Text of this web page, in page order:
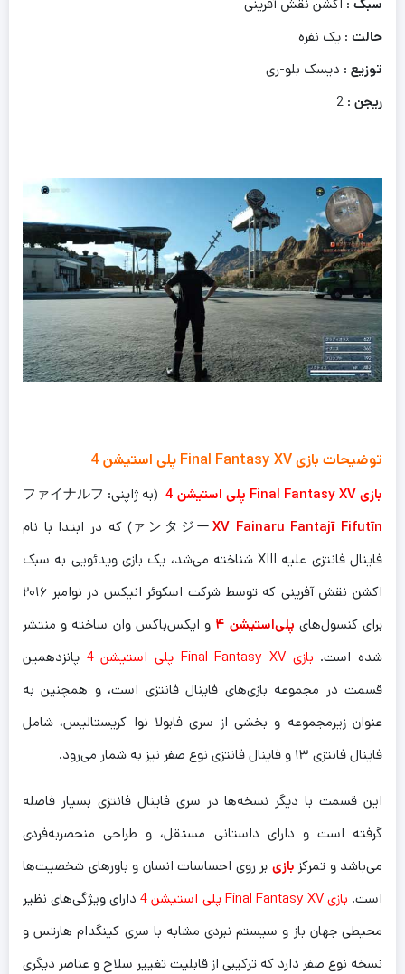
سبک : اکشن نقش آفرینی
حالت : یک نفره
توزیع : دیسک بلو-ری
ریجن : 2
توضیحات بازی Final Fantasy XV پلی استیشن 4
بازی Final Fantasy XV پلی استیشن 4
(به ژاپنی: ファイナルフ
ァンタジーXV Fainaru Fantajī Fifutīn
) که در ابتدا با نام
فاینال فانتزی علیه XIII شناخته می‌شد، یک بازی ویدئویی به سبک
اکشن نقش آفرینی که توسط شرکت اسکوئر انیکس در نوامبر ۲۰۱۶
برای کنسول‌های پلی‌استیشن ۴
و ایکس‌باکس وان ساخته و منتشر
شده است. بازی Final Fantasy XV پلی استیشن 4
پانزدهمین
قسمت در مجموعه بازی‌های فاینال فانتزی است، و همچنین به
عنوان زیرمجموعه و بخشی از سری فابولا نوا کریستالیس، شامل
فاینال فانتزی ۱۳ و فاینال فانتزی نوع صفر نیز به شمار می‌رود.
این قسمت با دیگر نسخه‌ها در سری فاینال فانتزی بسیار فاصله
گرفته است و دارای داستانی مستقل، و طراحی منحصربه‌فردی
می‌باشد و تمرکز بازی بر روی احساسات انسان و باورهای شخصیت‌ها
است. بازی Final Fantasy XV پلی استیشن 4
دارای ویژگی‌های نظیر
محیطی جهان باز و سیستم نبردی مشابه با سری کینگدام هارتس و
نسخه نوع صفر دارد که ترکیبی از قابلیت تغییر سلاح و عناصر دیگری